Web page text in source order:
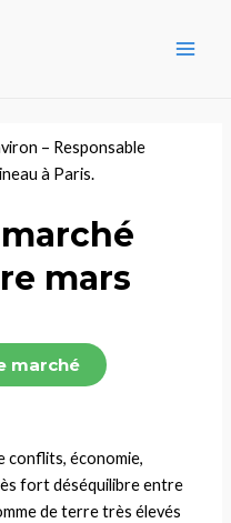
– Responsable
à Paris.
mars
marché
conflits, économie,
fort déséquilibre entre
de terre très élevés